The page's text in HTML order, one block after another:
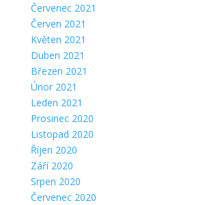
Červenec 2021
Červen 2021
Květen 2021
Duben 2021
Březen 2021
Únor 2021
Leden 2021
Prosinec 2020
Listopad 2020
Říjen 2020
Září 2020
Srpen 2020
Červenec 2020